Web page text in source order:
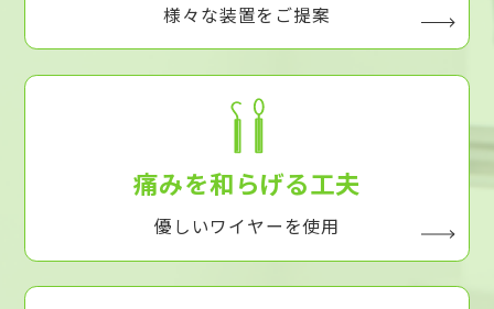
様々な装置をご提案
痛みを和らげる工夫
優しいワイヤーを使用